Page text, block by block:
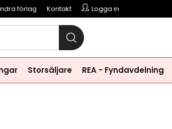
förlag Kontakt Logga in
Storsäljare REA - Fyndavdelning